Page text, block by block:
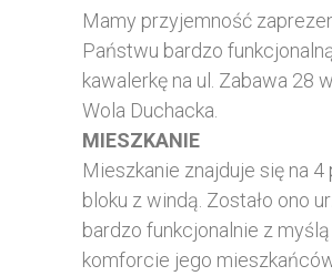
Mamy przyjemność
Państwu bardzo
kawalerkę na ul. Zabawa 28
Wola Duchacka.
MIESZKANIE
Mieszkanie znajduje się na
bloku z windą. Zostało ono
bardzo funkcjonalnie z
komforcie jego